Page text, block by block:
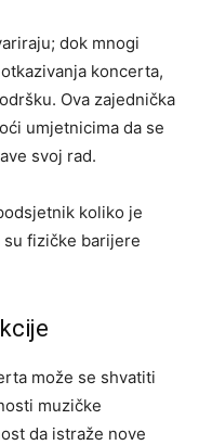
dok mnogi
koncerta,
Ova zajednička
umjetnicima da se
svoj rad.
koliko je
su fizičke barijere
može se shvatiti
muzičke
da istraže nove